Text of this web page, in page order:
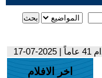
اخر الافلام